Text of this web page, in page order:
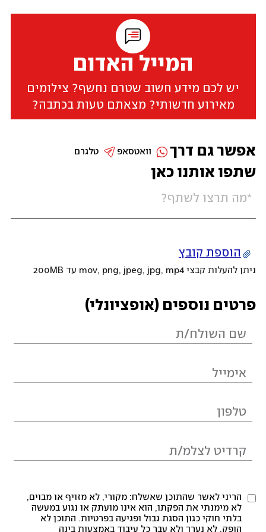
המייל האדום
יש לכם מידע חשוב שטרם נחשף? צילומים
מאירוע חדשותי? מצאתם טעות בכתבה?
שתפו אותנו כאן
הוספת קובץ
ניתן להעלות קבצי mov, png, jpeg, jpg, mp4 עד 200MB
פרטים נוספים (אופציונלי)
הריני לאשר שהתוכן שאשלח: מקורי, לא מזויף או מבוים,
לא מימנתי את הפקתו, הוא אינו מועתק או נגוע במעשה
בלתי חוקי כגון הסגת גבול ופגיעה בפרטיות. התוכן לא
הופק, לא נערך ולא עבר כל עיבוד באמצעות בינה
אפשר גם דרך טלגרם וואטסאפ